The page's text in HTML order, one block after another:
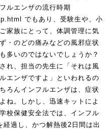
ルエンザの流行時期
でもあり、受験生や、小
家族にとって、体調管理に気
・のどの痛みなどの風邪症状
多いのではないでしょうか？
れ、担当の先生に「それは風
エンザですよ」といわれるの
ろんインフルエンザは、症状
ね。しかし、迅速キットによ
校保健安全法では、インフル
過し、かつ解熱後2日間は出